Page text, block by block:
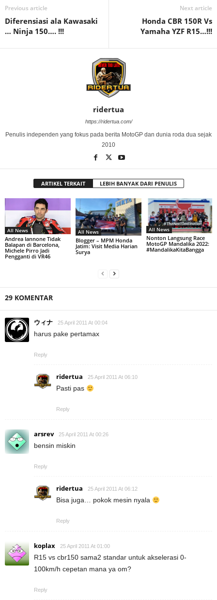
Previous article
Diferensiasi ala Kawasaki
… Ninja 150…. !!!
Next article
Honda CBR 150R Vs
Yamaha YZF R15…!!!
ridertua
https://ridertua.com/
Penulis independen yang fokus pada berita MotoGP dan dunia roda dua sejak
2010
ARTIKEL TERKAIT LEBIH BANYAK DARI PENULIS
All News
Andrea Iannone Tidak
Balapan di Barcelona,
Michele Pirro Jadi
Pengganti di VR46
All News
Blogger – MPM Honda
Jatim: Visit Media Harian
Surya
All News
Nonton Langsung Race
MotoGP Mandalika 2022:
#MandalikaKitaBangga
29 KOMENTAR
ウィナ 25 April 2011 At 00:04
harus pake pertamax
Reply
ridertua 25 April 2011 At 06:10
Pasti pas
Reply
arsrev 25 April 2011 At 00:26
bensin miskin
Reply
ridertua 25 April 2011 At 06:12
Bisa juga… pokok mesin nyala
Reply
koplax 25 April 2011 At 01:00
R15 vs cbr150 sama2 standar untuk akselerasi 0-
100km/h cepetan mana ya om?
Reply